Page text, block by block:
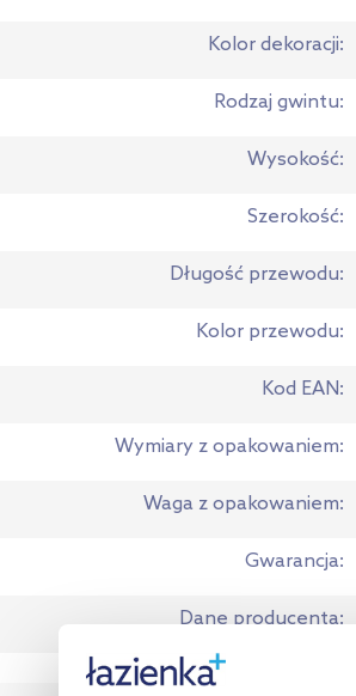
Kolor dekoracji
Rodzaj gwintu
Wysokość
Szerokość
Długość przewodu
Kolor przewodu
Kod EAN
Wymiary z opakowaniem
Waga z opakowaniem
Gwarancja
Dane producenta